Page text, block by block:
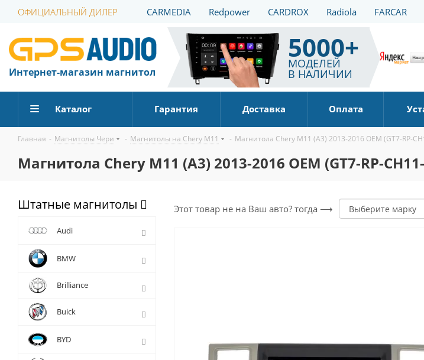
ОФИЦИАЛЬНЫЙ ДИЛЕР CARMEDIA Redpower CARDROX Radiola FARCAR
Интернет-магазин магнитол
5000+
МОДЕЛЕЙ
В НАЛИЧИИ
Каталог Гарантия Доставка Оплата
Главная - Магнитолы Чери - Магнитолы на Chery M11 - Магнитола Chery M11 (A3) 2013-2016 OEM (GT7-RP-
Магнитола Chery M11 (A3) 2013-2016 OEM (GT7-RP-
Этот товар не на Ваш авто? тогда ⟶
Штатные магнитолы
Audi
BMW
Brilliance
Buick
BYD